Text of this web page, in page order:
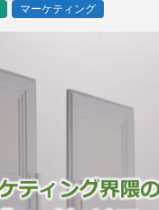
マーケティング